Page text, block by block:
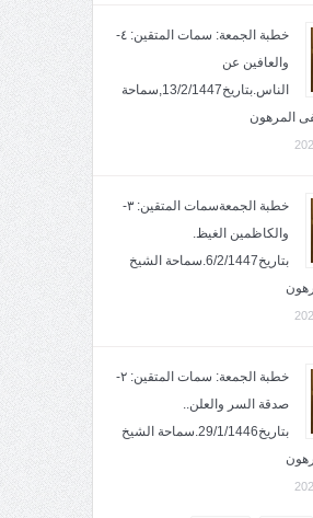
خطبة الجمعة: سمات المتقين: ٤-
والعافين عن
الناس.بتاريخ13/2/1447,سماحة
المرهون
خطبة الجمعةسمات المتقين: ٣-
والكاظمين الغيظ.
بتاريخ6/2/1447.سماحة الشيخ
خطبة الجمعة: سمات المتقين: ٢-
صدقة السر والعلن..
بتاريخ29/1/1446.سماحة الشيخ